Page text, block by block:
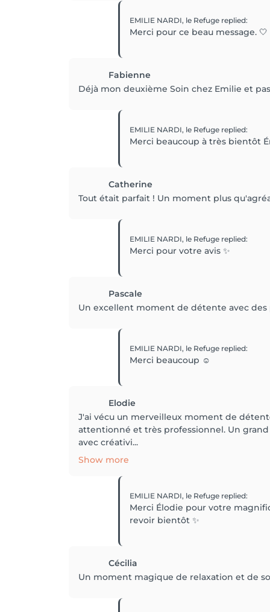
EMILIE NARDI, le Refuge replied:
Merci pour ce beau message. 🤍
Fabienne
Déjà mon deuxième Soin chez Emilie et
EMILIE NARDI, le Refuge replied:
Merci beaucoup à très bientôt
Catherine
Tout était parfait ! Un moment plus
EMILIE NARDI, le Refuge replied:
Merci pour votre avis ✨
Pascale
Un excellent moment de détente avec
EMILIE NARDI, le Refuge replied:
Merci beaucoup ☺️
Elodie
J'ai vécu un merveilleux moment de
attentionné et très professionnel. Un
avec créativi...
Show more
EMILIE NARDI, le Refuge replied:
Merci Élodie pour votre
revoir bientôt ✨
Cécilia
Un moment magique de relaxation et de